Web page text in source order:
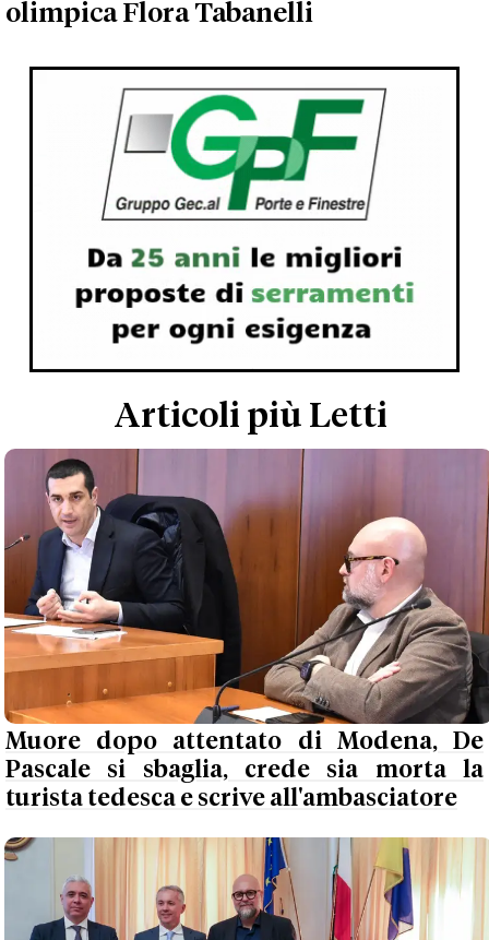
olimpica Flora Tabanelli
Articoli più Letti
Muore dopo attentato di Modena, De
Pascale si sbaglia, crede sia morta la
turista tedesca e scrive all'ambasciatore